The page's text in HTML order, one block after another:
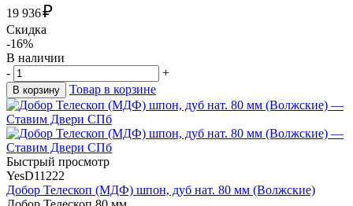
19 936₽
Скидка
-16%
В наличии
-
+
В корзину Товар в корзине
Быстрый просмотр
YesD11222
Добор Телескоп (МДФ) шпон, дуб нат. 80 мм (Волжские)